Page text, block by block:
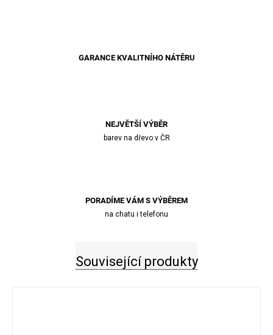
GARANCE KVALITNÍHO NÁTĚRU
NEJVĚTŠÍ VÝBĚR
barev na dřevo v ČR
PORADÍME VÁM S VÝBĚREM
na chatu i telefonu
Související produkty